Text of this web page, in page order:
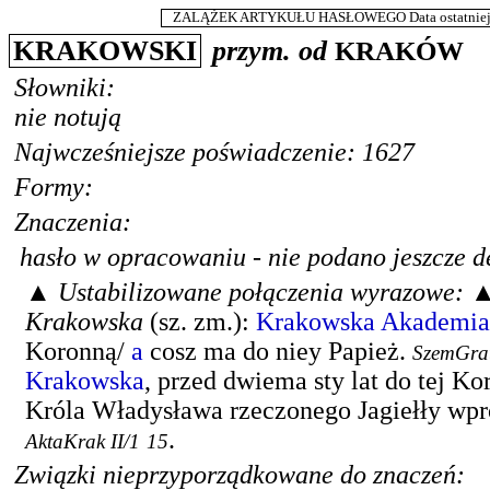
ZALĄŻEK ARTYKUŁU HASŁOWEGO Data
KRAKOWSKI przym. od KRAKÓW
Słowniki:
nie notują
Najwcześniejsze poświadczenie: 1627
Formy:
Znaczenia:
hasło w opracowaniu - nie podano jeszcze
▲ Ustabilizowane połączenia wyrazowe:
Krakowska (sz. zm.): Krakowska Akademia
Koronną/ a cosz ma do niey Papież.
Krakowska, przed dwiema sty lat do tej
Króla Władysława rzeczonego Jagiełły
AktaKrak II/1 15.
Związki nieprzyporządkowane do znaczeń: